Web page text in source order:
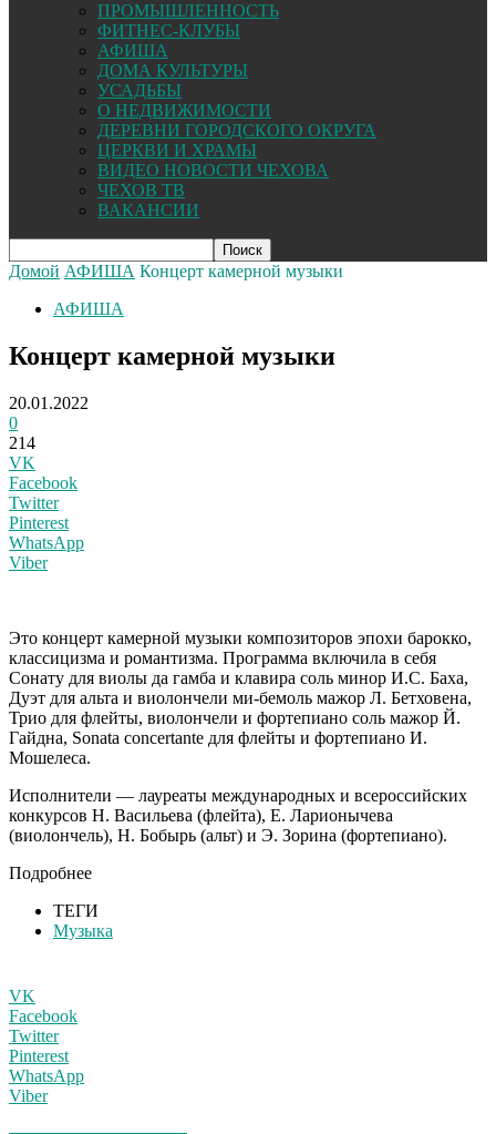
ПРОМЫШЛЕННОСТЬ
ФИТНЕС-КЛУБЫ
АФИША
ДОМА КУЛЬТУРЫ
УСАДЬБЫ
О НЕДВИЖИМОСТИ
ДЕРЕВНИ ГОРОДСКОГО ОКРУГА
ЦЕРКВИ И ХРАМЫ
ВИДЕО НОВОСТИ ЧЕХОВА
ЧЕХОВ ТВ
ВАКАНСИИ
Домой АФИША Концерт камерной музыки
АФИША
Концерт камерной музыки
20.01.2022
0
214
VK
Facebook
Twitter
Pinterest
WhatsApp
Viber
Это концерт камерной музыки композиторов эпохи барокко,
классицизма и романтизма. Программа включила в себя
Сонату для виолы да гамба и клавира соль минор И.С. Баха,
Дуэт для альта и виолончели ми-бемоль мажор Л. Бетховена,
Трио для флейты, виолончели и фортепиано соль мажор Й.
Гайдна, Sonata concertante для флейты и фортепиано И.
Мошелеса.
Исполнители — лауреаты международных и всероссийских
конкурсов Н. Васильева (флейта), Е. Ларионычева
(виолончель), Н. Бобырь (альт) и Э. Зорина (фортепиано).
Подробнее
ТЕГИ
Музыка
VK
Facebook
Twitter
Pinterest
WhatsApp
Viber